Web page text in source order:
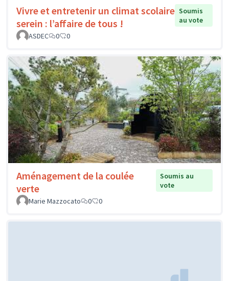
Vivre et entretenir un climat scolaire
serein : l’affaire de tous !
Soumis
au vote
ASDEC
0 0
Aménagement de la coulée
verte
Soumis au
vote
Marie Mazzocato
0 0